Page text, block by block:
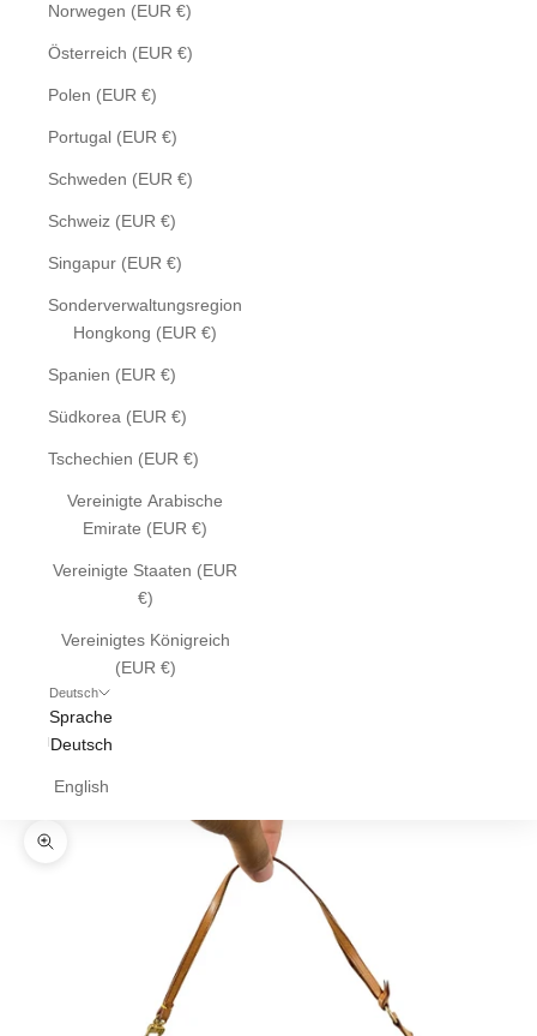
Norwegen (EUR €)
Österreich (EUR €)
Polen (EUR €)
Portugal (EUR €)
Schweden (EUR €)
Schweiz (EUR €)
Singapur (EUR €)
Sonderverwaltungsregion
Hongkong (EUR €)
Spanien (EUR €)
Südkorea (EUR €)
Tschechien (EUR €)
Vereinigte Arabische
Emirate (EUR €)
Vereinigte Staaten (EUR
€)
Vereinigtes Königreich
(EUR €)
Deutsch
Sprache
Deutsch
English
Bild vergrößern